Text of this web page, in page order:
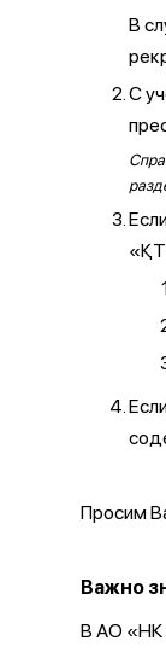
В
С
Просим
Важно
В АО «НК